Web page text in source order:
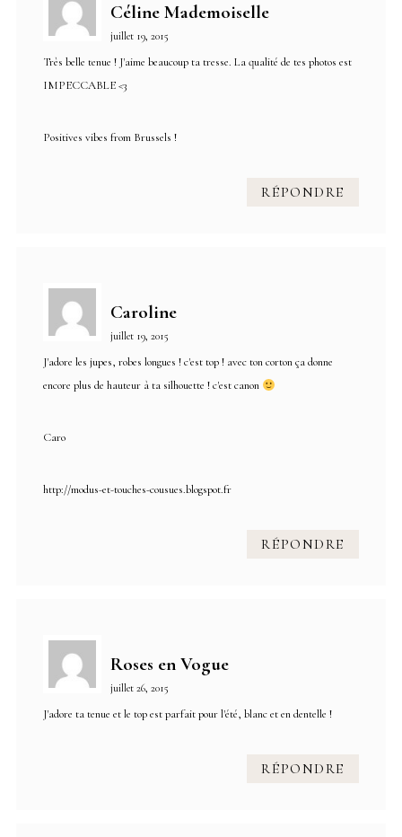
Céline Mademoiselle
juillet 19, 2015
Très belle tenue ! J'aime beaucoup ta tresse. La qualité de tes photos est
IMPECCABLE <3
Positives vibes from Brussels !
RÉPONDRE
Caroline
juillet 19, 2015
J'adore les jupes, robes longues ! c'est top ! avec ton corton ça donne
encore plus de hauteur à ta silhouette ! c'est canon
Caro
http://modus-et-touches-cousues.blogspot.fr
RÉPONDRE
Roses en Vogue
juillet 26, 2015
J'adore ta tenue et le top est parfait pour l'été, blanc et en dentelle !
RÉPONDRE